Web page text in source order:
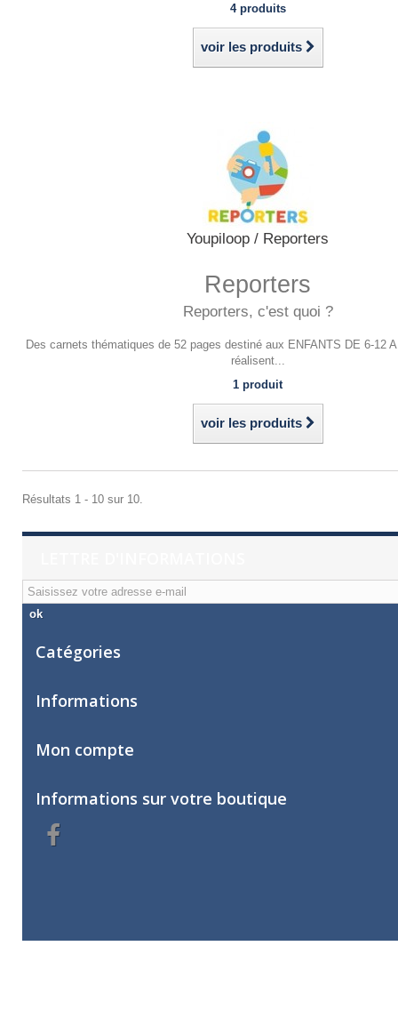
4 produits
voir les produits
Youpiloop / Reporters
Reporters
Reporters, c'est quoi ?
Des carnets thématiques de 52 pages destiné aux ENFANTS DE 6-12
réalisent...
1 produit
voir les produits
Résultats 1 - 10 sur 10.
ok
Catégories
Informations
Mon compte
Informations sur votre boutique